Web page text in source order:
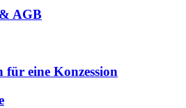
AGB
für eine Konzession